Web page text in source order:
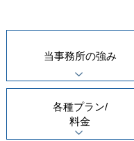
当事務所の強み
各種プラン/
料金